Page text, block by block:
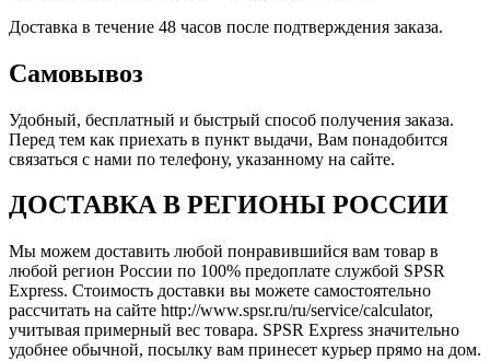
Доставка в течение 48 часов после подтверждения заказа.
Самовывоз
Удобный, бесплатный и быстрый способ получения заказа.
Перед тем как приехать в пункт выдачи, Вам понадобится
связаться с нами по телефону, указанному на сайте.
ДОСТАВКА В РЕГИОНЫ РОССИИ
Мы можем доставить любой понравившийся вам товар в
любой регион России по 100% предоплате службой SPSR
Express. Стоимость доставки вы можете самостоятельно
рассчитать на сайте http://www.spsr.ru/ru/service/calculator,
учитывая примерный вес товара. SPSR Express значительно
удобнее обычной, посылку вам принесет курьер прямо на дом.